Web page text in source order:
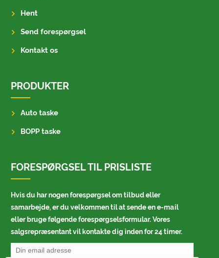
Hent
Send forespørgsel
Kontakt os
PRODUKTER
Auto taske
BOPP taske
FORESPØRGSEL TIL PRISLISTE
Hvis du har nogen forespørgsel om tilbud eller
samarbejde, er du velkommen til at sende en e-mail
eller bruge følgende forespørgselsformular. Vores
salgsrepræsentant vil kontakte dig inden for 24 timer.